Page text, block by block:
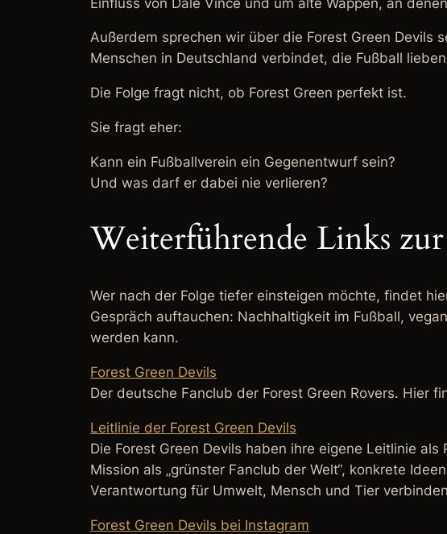
Außerdem sprechen wir über die Forest Green Devils
Menschen in Deutschland verbindet, die Fußball
Die Folge fragt nicht, ob Forest Green perfekt ist.
Sie fragt eher:
Kann ein Fußballverein ein Gegenentwurf sein?
Und was darf er dabei nie verlieren?
Weiterführende Links
Wer nach der Folge tiefer einsteigen möchte, findet
Gespräch auftauchen: Nachhaltigkeit im Fußball,
werden kann.
Forest Green Devils
Der deutsche Fanclub der Forest Green Rovers. Hier
Leitlinie der Forest Green Devils
Die Forest Green Devils haben ihre eigene Leitlinie
Mission als „grünster Fanclub der Welt“, konkrete
Verantwortung für Umwelt, Mensch und Tier
Forest Green Devils bei Instagram